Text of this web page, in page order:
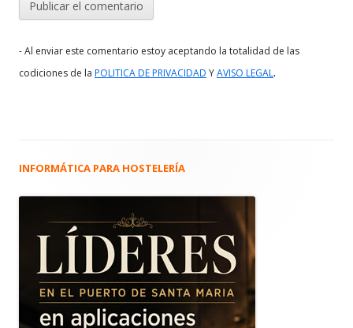
- Al enviar este comentario estoy aceptando la totalidad de las
codiciones de la POLITICA DE PRIVACIDAD YAVISO LEGAL.
Barra
principal
INFORMÁTICA PARA HOSTELERÍA